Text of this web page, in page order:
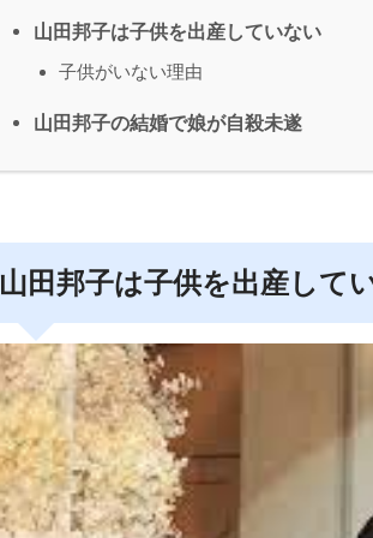
山田邦子は子供を出産していない
子供がいない理由
山田邦子の結婚で娘が自殺未遂
山田邦子は子供を出産して